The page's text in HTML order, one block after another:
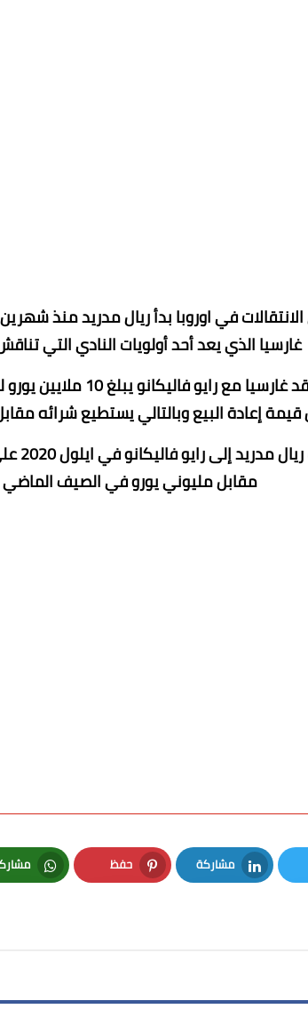
في اوروبا بدأ ريال مدريد منذ
غارسيا​ الذي يعد أحد أولويات النادي التي
وصرح بأن الشرط الجزائي
وذكر
مقابل مليوني يورو في الصيف
مشاركة
LinkedIn
حفظ
Pinterest